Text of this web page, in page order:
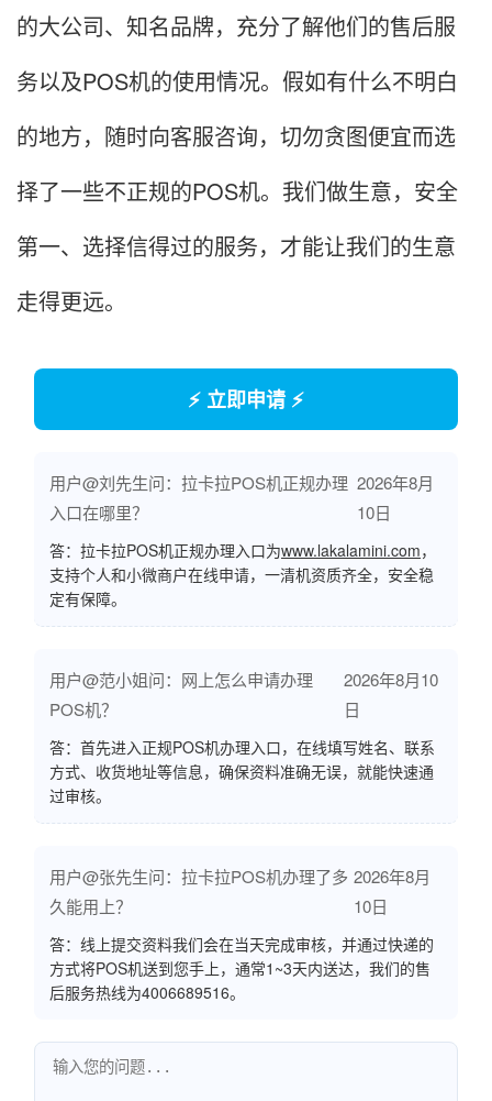
的大公司、知名品牌，充分了解他们的售后服
务以及POS机的使用情况。假如有什么不明白
的地方，随时向客服咨询，切勿贪图便宜而选
择了一些不正规的POS机。我们做生意，安全
第一、选择信得过的服务，才能让我们的生意
走得更远。
⚡ 立即申请 ⚡
用户@刘先生问：拉卡拉POS机正规办理
入口在哪里？
2026年8月
10日
答：拉卡拉POS机正规办理入口为www.lakalamini.com，
支持个人和小微商户在线申请，一清机资质齐全，安全稳
定有保障。
用户@范小姐问：网上怎么申请办理
POS机？
2026年8月10
日
答：首先进入正规POS机办理入口，在线填写姓名、联系
方式、收货地址等信息，确保资料准确无误，就能快速通
过审核。
用户@张先生问：拉卡拉POS机办理了多
久能用上？
2026年8月
10日
答：线上提交资料我们会在当天完成审核，并通过快递的
方式将POS机送到您手上，通常1~3天内送达，我们的售
后服务热线为4006689516。